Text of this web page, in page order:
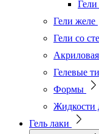
Гели желе
Гели со
Гелевые
Формы
Жидкости
Гель лаки